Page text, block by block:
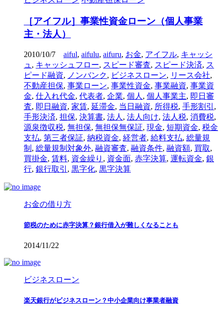
［アイフル］事業性資金ローン（個人事業
主・法人）
2010/10/7 aiful, aifulu, aifuru, お金, アイフル, キャッシ
ュ , キャッシュフロー, スピード審査, スピード決済, ス
ピード融資, ノンバンク, ビジネスローン, リース会社,
不動産担保, 事業ローン, 事業性資金, 事業融資, 事業資
金, 仕入れ代金, 代表者, 企業, 個人 , 個人事業主, 即日審
査, 即日融資, 家賃, 延滞金, 当日融資, 所得税, 手形割引 ,
手形決済, 担保, 決算書, 法人 , 法人向け, 法人税, 消費税,
源泉徴収税, 無担保, 無担保無保証, 現金, 短期資金, 税金
支払, 第三者保証, 納税資金, 経営者, 給料支払, 総量規
制 , 総量規制対象外, 融資審査, 融資条件, 融資額, 買取,
買掛金, 賃料, 資金繰り , 資金面, 赤字決算, 運転資金, 銀
行, 銀行取引 , 黒字化, 黒字決算
お金の借り方
節税のために赤字決算？銀行借入が難しくなることも
2014/11/22
ビジネスローン
楽天銀行がビジネスローン？中小企業向け事業者融資